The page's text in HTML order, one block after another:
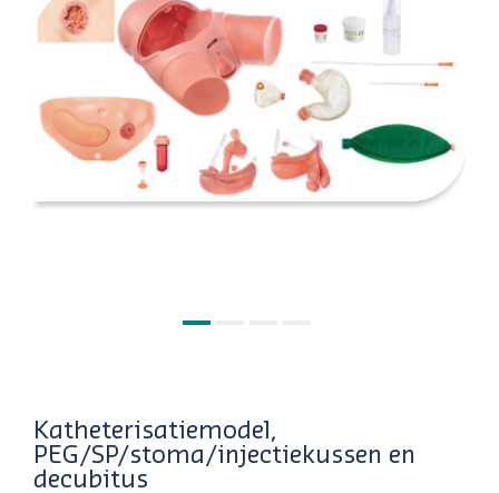
Katheterisatiemodel,
PEG/SP/stoma/injectiekussen en
decubitus